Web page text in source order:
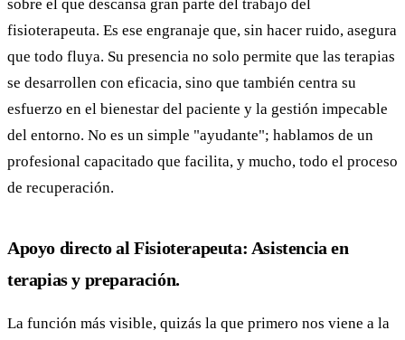
sobre el que descansa gran parte del trabajo del
fisioterapeuta. Es ese engranaje que, sin hacer ruido, asegura
que todo fluya. Su presencia no solo permite que las terapias
se desarrollen con eficacia, sino que también centra su
esfuerzo en el bienestar del paciente y la gestión impecable
del entorno. No es un simple "ayudante"; hablamos de un
profesional capacitado que facilita, y mucho, todo el proceso
de recuperación.
Apoyo directo al Fisioterapeuta: Asistencia en
terapias y preparación.
La función más visible, quizás la que primero nos viene a la